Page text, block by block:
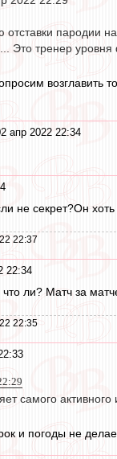
отставки пародии
Это тренер уровня
возглавить
апр 2022 22:34
не секрет?Он
22:37
22:34
ли? Матч за
22:35
самого активного
и погоды не